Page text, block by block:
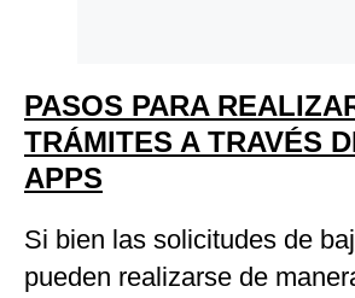
PASOS PARA
TRÁMITES A TRAVÉS
APPS
Si bien las solicitudes de
pueden realizarse de